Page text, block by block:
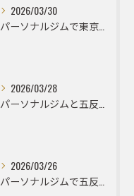
2026/03/30
2026/03/28
2026/03/26